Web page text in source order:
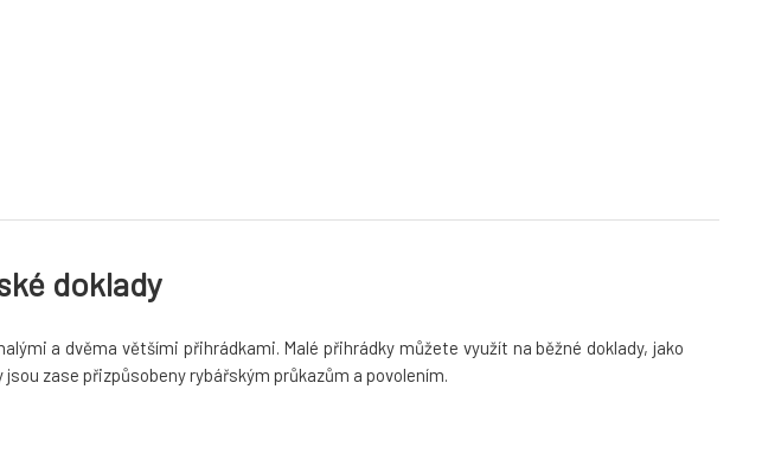
doklady
a dvěma většími přihrádkami. Malé přihrádky můžete využít na běžné doklady, jako
zase přizpůsobeny rybářským průkazům a povolením.